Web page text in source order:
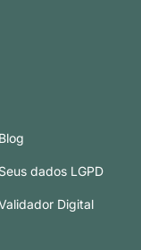
Blog
Seus dados LGPD
Digital